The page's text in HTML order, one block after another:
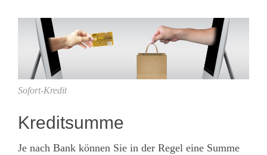
Sofort-Kredit
Kreditsumme
Je nach Bank können Sie in der Regel eine Summe